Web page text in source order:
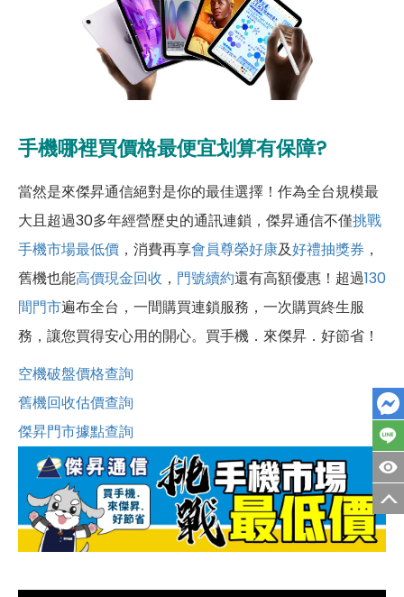
手機哪裡買價格最便宜划算有保障?
當然是來傑昇通信絕對是你的最佳選擇！作為全台規模最
大且超過30多年經營歷史的通訊連鎖，傑昇通信不僅挑戰
手機市場最低價 ，消費再享會員尊榮好康及好禮抽獎券 ，
舊機也能高價現金回收 ， 門號續約還有高額優惠！超過130
間門市遍布全台，一間購買連鎖服務，一次購買終生服
務，讓您買得安心用的開心。買手機．來傑昇．好節省！
空機破盤價格查詢
舊機回收估價查詢
傑昇門市據點查詢